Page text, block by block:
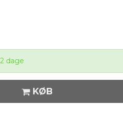
dage
KØB